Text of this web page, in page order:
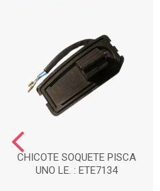
CHICOTE SOQUETE PISCA
UNO LE. : ETE7134